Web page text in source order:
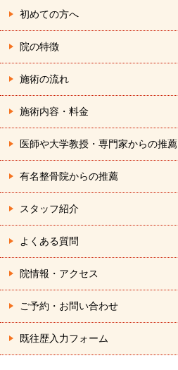
初めての方へ
院の特徴
施術の流れ
施術内容・料金
医師や大学教授・専門家からの推薦
有名整骨院からの推薦
スタッフ紹介
よくある質問
院情報・アクセス
ご予約・お問い合わせ
既往歴入力フォーム